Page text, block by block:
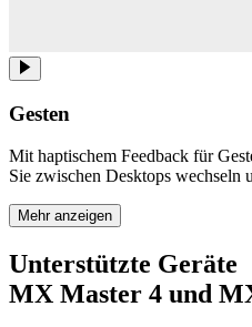
Gesten
Mit haptischem Feedback für
Sie zwischen Desktops wechseln
Mehr anzeigen
Unterstützte Geräte
MX Master 4 und